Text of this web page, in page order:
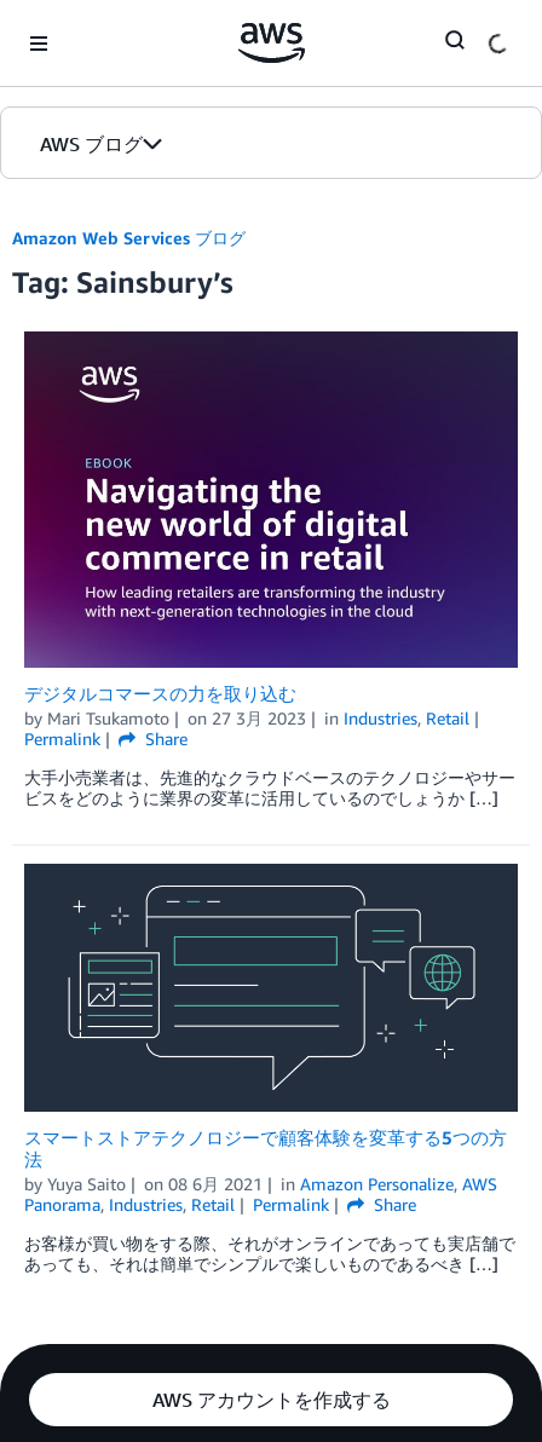
AWS ブログ
カテゴリ
エディション
Amazon Web Services ブログ
Tag: Sainsbury’s
デジタルコマースの力を取り込む
by Mari Tsukamoto on 27 3月 2023 in Industries, Retail
Permalink
Share
大手小売業者は、先進的なクラウドベースのテクノロジーやサー
ビスをどのように業界の変革に活用しているのでしょうか […]
スマートストアテクノロジーで顧客体験を変革する5つの方
法
by Yuya Saito on 08 6月 2021 in Amazon Personalize, AWS
Panorama, Industries, Retail Permalink
Share
お客様が買い物をする際、それがオンラインであっても実店舗で
あっても、それは簡単でシンプルで楽しいものであるべき […]
AWS アカウントを作成する